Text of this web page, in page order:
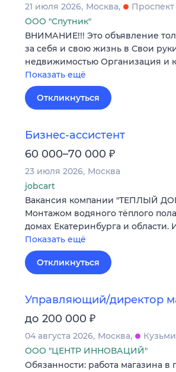
21 июля 2026 Москва
ООО "Спутник"
ВНИМАНИЕ!!! Это объявление
за себя и свою жизнь в Свои
недвижимостью Организация и
Показать ещё
Откликнуться
Бизнес-ассистент
60 000–70 000 ₽
23 июля 2026 Москва
jobcart
Вакансия компании "ТЕПЛЫЙ
Монтажом водяного тёплого
домах Екатеринбурга и
Показать ещё
Откликнуться
Управляющий/директор
до 200 000 ₽
04 августа 2026 Москва
ООО "ЦЕНТР ИННОВАЦИЙ"
Обязанности: работа магазина в